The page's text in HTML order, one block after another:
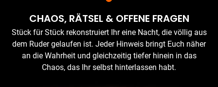
CHAOS, RÄTSEL & OFFENE FRAGEN
Stück für Stück rekonstruiert Ihr eine Nacht, die völlig aus
dem Ruder gelaufen ist. Jeder Hinweis bringt Euch näher
an die Wahrheit und gleichzeitig tiefer hinein in das
Chaos, das Ihr selbst hinterlassen habt.